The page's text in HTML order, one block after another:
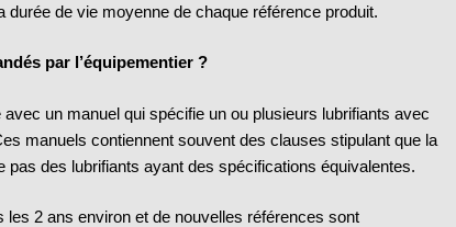
de vie moyenne de chaque référence produit.
par l’équipementier ?
un manuel qui spécifie un ou plusieurs lubrifiants avec
manuels contiennent souvent des clauses stipulant que la
pas des lubrifiants ayant des spécifications équivalentes.
2 ans environ et de nouvelles références sont